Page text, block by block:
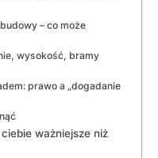
– co może
wysokość, bramy
prawo a „dogadanie
ważniejsze niż